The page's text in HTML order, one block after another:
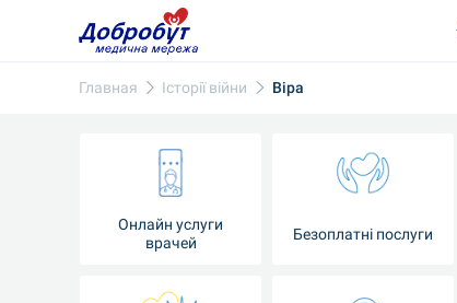
Главная Iсторії війни Віра
Онлайн услуги
врачей
Безоплатні послуги